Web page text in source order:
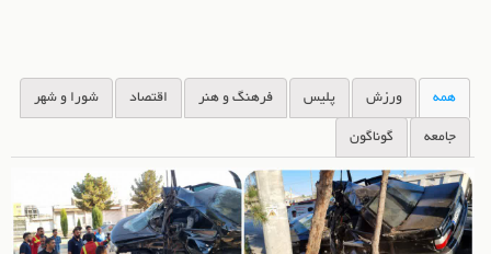
همه ورزش پلیس فرهنگ و هنر اقتصاد
شورا و شهر
جامعه
گوناگون